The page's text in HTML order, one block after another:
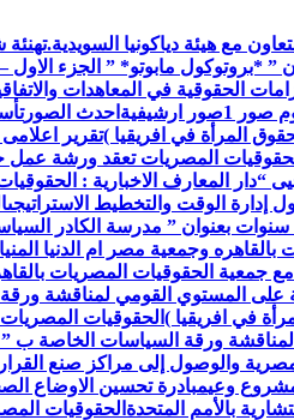
مع هيئة دياكونيا السويدية.
” *بروتوكول مابوتو* ” الجزء الاول
الحقوقية في المعاهدات
صور 1 صور ارشيفية احدث الصور
المرأة في افريقيا )تقرير
المصريات تعقد ورشة عمل
“دار المعارف الاخبارية :
الوقت والتخطيط الاستراتيجى
سنوات بعنوان ” مدرسة الكادر
وجمعية مصر ام الدنيا المنيا
جمعية الحقوقيات المصريات
على المستوي القومي لمناقشة
في افريقيا ) الحقوقيات
ورقة السياسات الخاصة ب
والوصول إلى مراكز صنع
وعيمبادرة تحسين الاوضاع
بالأمم المتحدة الحقوقيات